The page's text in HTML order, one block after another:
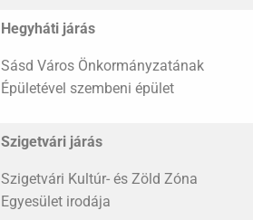
Hegyháti járás
Sásd Város Önkormányzatának
Épületével szembeni épület
Szigetvári járás
Szigetvári Kultúr- és Zöld Zóna
Egyesület irodája